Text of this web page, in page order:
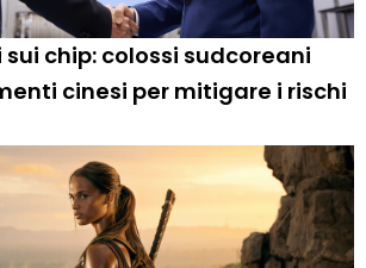
sui chip: colossi sudcoreani
cinesi per mitigare i rischi